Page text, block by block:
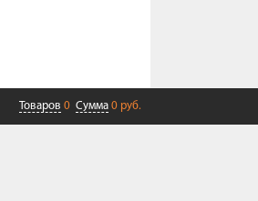
Товаров 0 Сумма 0 руб.